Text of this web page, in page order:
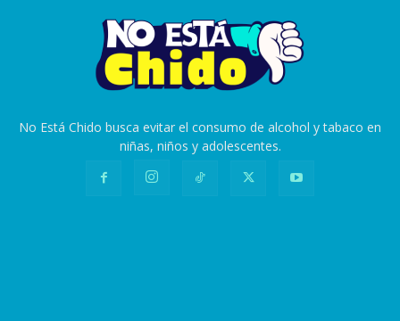
No Está Chido busca evitar el consumo de alcohol y tabaco en
niñas, niños y adolescentes.